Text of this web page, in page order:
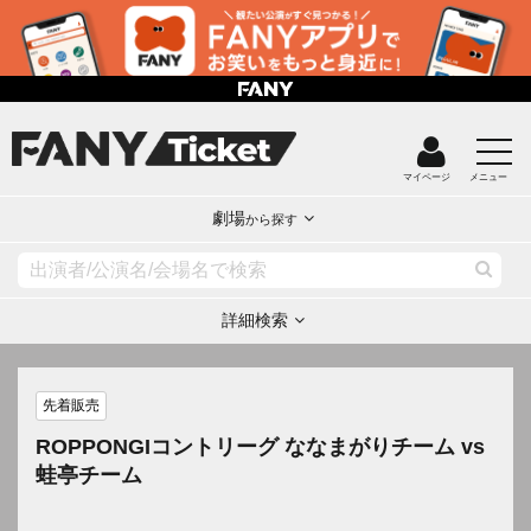
マイページ メニュー
劇場から探す
詳細検索
先着販売
ROPPONGIコントリーグ ななまがりチーム vs
蛙亭チーム